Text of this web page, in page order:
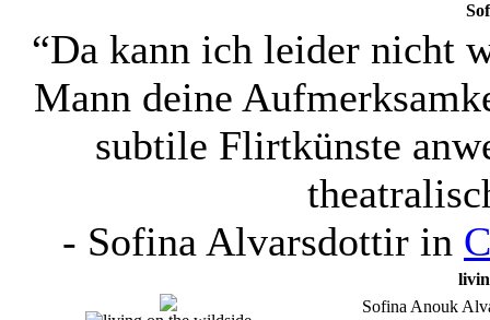
“Da kann ich leider nicht
Mann deine
subtile Flirtkünste
- Sofina Alvarsdottir in
Sofina Anouk